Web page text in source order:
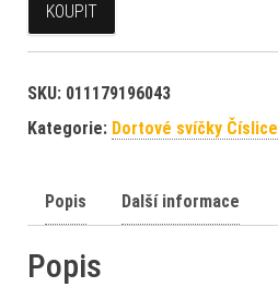
KOUPIT
SKU: 011179196043
Kategorie: Dortové svíčky Číslice
Popis Další informace
Popis